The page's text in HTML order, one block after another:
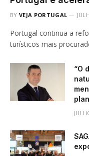
BY VEJA PORTUGAL
Portugal continua a
turísticos mais
“O